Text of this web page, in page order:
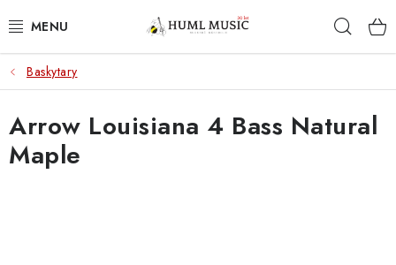
na
KYTARY
UKULELE
DECHY
Baskytary
Arrow Louisiana 4 Bass Natural
Maple